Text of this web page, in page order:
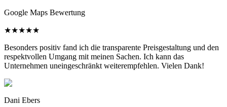
Google Maps Bewertung
★★★★★
Besonders positiv fand ich die transparente Preisgestaltung und den
respektvollen Umgang mit meinen Sachen. Ich kann das
Unternehmen uneingeschränkt weiterempfehlen. Vielen Dank!
Dani Ebers